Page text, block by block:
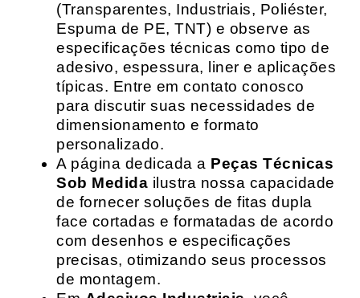
(Transparentes, Industriais, Poliéster,
Espuma de PE, TNT) e observe as
especificações técnicas como tipo de
adesivo, espessura, liner e aplicações
típicas. Entre em contato conosco
para discutir suas necessidades de
dimensionamento e formato
personalizado.
A página dedicada a Peças Técnicas
Sob Medida ilustra nossa capacidade
de fornecer soluções de fitas dupla
face cortadas e formatadas de acordo
com desenhos e especificações
precisas, otimizando seus processos
de montagem.